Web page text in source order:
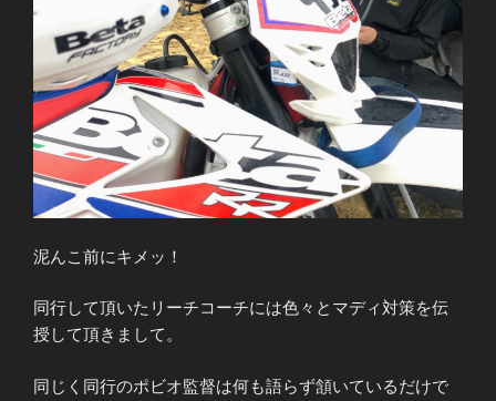
泥んこ前にキメッ！
同行して頂いたリーチコーチには色々とマディ対策を伝
授して頂きまして。
同じく同行のポビオ監督は何も語らず頷いているだけで